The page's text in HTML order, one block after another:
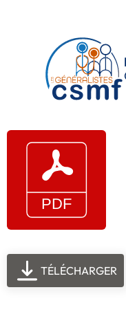
TÉLÉCHARGER